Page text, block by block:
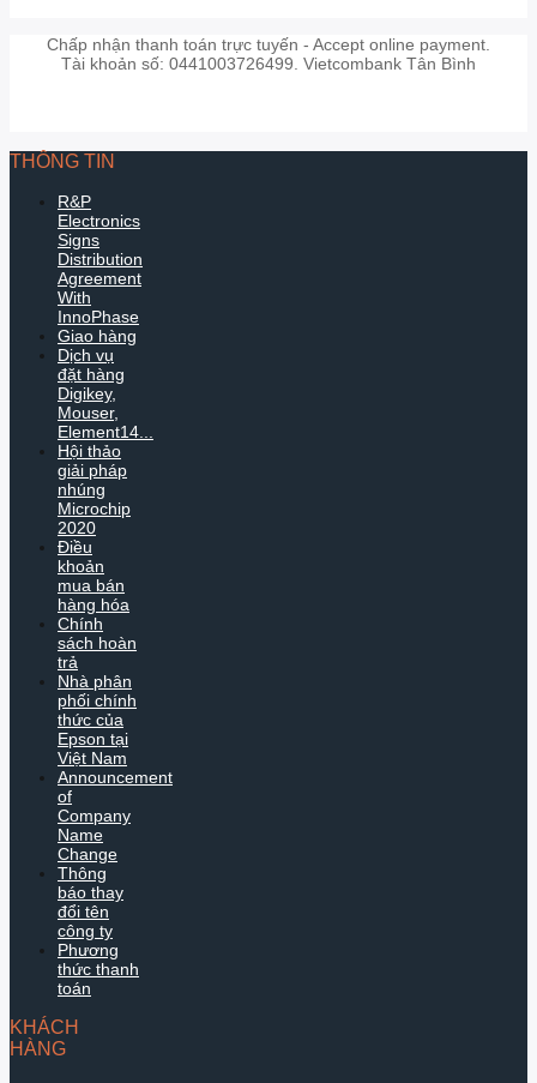
Chấp nhận thanh toán trực tuyến - Accept online payment.
Tài khoản số: 0441003726499. Vietcombank Tân Bình
THÔNG TIN
R&P
Electronics
Signs
Distribution
Agreement
With
InnoPhase
Giao hàng
Dịch vụ
đặt hàng
Digikey,
Mouser,
Element14...
Hội thảo
giải pháp
nhúng
Microchip
2020
Điều
khoản
mua bán
hàng hóa
Chính
sách hoàn
trả
Nhà phân
phối chính
thức của
Epson tại
Việt Nam
Announcement
of
Company
Name
Change
Thông
báo thay
đổi tên
công ty
Phương
thức thanh
toán
KHÁCH
HÀNG